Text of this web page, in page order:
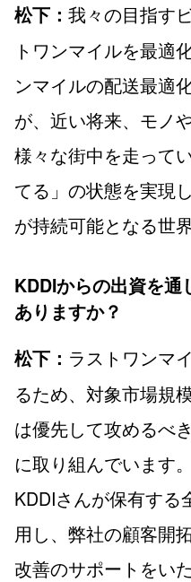
松下： 我々の目指す
トワンマイルを最適
ンマイルの配送最適
が、近い将来、モノ
様々な街中を走って
てる」の状態を実現
が持続可能となる世
KDDIからの出資を
ありますか？
松下： ラストワンマ
るため、対象市場規
は優先して攻めるべ
に取り組んでいます。
KDDIさんが保有する
用し、弊社の顧客開
改善のサポートをい